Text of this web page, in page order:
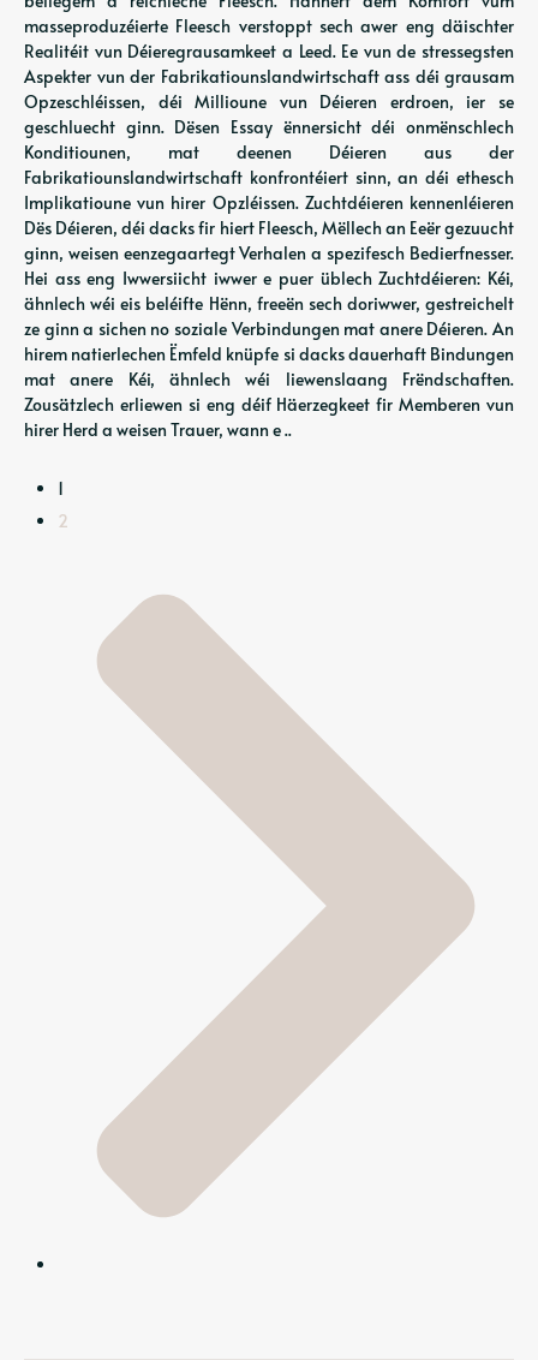
masseproduzéierte Fleesch verstoppt sech awer eng däischter
Realitéit vun Déieregrausamkeet a Leed. Ee vun de stressegsten
Aspekter vun der Fabrikatiounslandwirtschaft ass déi grausam
Opzeschléissen, déi Millioune vun Déieren erdroen, ier se
geschluecht ginn. Dësen Essay ënnersicht déi onmënschlech
Konditiounen, mat deenen Déieren aus der
Fabrikatiounslandwirtschaft konfrontéiert sinn, an déi ethesch
Implikatioune vun hirer Opzléissen. Zuchtdéieren kennenléieren
Dës Déieren, déi dacks fir hiert Fleesch, Mëllech an Eeër gezuucht
ginn, weisen eenzegaartegt Verhalen a spezifesch Bedierfnesser.
Hei ass eng Iwwersiicht iwwer e puer üblech Zuchtdéieren: Kéi,
ähnlech wéi eis beléifte Hënn, freeën sech doriwwer, gestreichelt
ze ginn a sichen no soziale Verbindungen mat anere Déieren. An
hirem natierlechen Ëmfeld knüpfe si dacks dauerhaft Bindungen
mat anere Kéi, ähnlech wéi liewenslaang Frëndschaften.
Zousätzlech erliewen si eng déif Häerzegkeet fir Memberen vun
hirer Herd a weisen Trauer, wann e ..
1
2